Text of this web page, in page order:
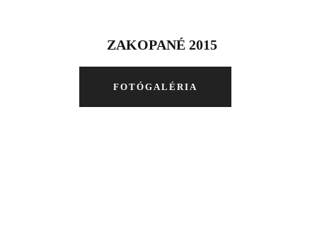
ZAKOPANÉ 2015
FOTÓGALÉRIA